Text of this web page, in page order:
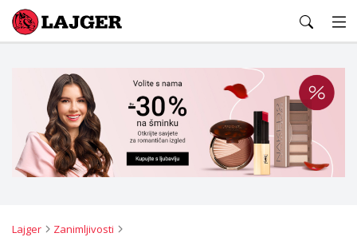
Lajger
Lajger
Zanimljivosti